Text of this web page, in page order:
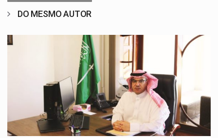
DO MESMO AUTOR